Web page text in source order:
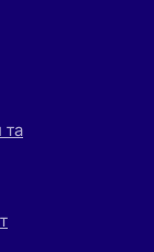
та